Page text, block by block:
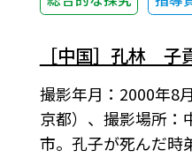
［中国］孔林 子
撮影年月：2000年8
京都）、撮影場所：
市。孔子が死んだ時